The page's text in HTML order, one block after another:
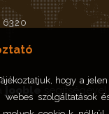
6320
jooble
hogy a
webes szolgáltatások